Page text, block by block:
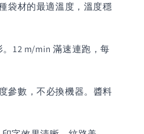
袋材的最適溫度，溫度穩
12 m/min 滿速連跑，每
參數，不必換機器。醬料